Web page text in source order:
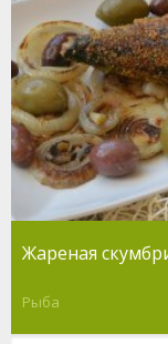
Жареная
Рыба